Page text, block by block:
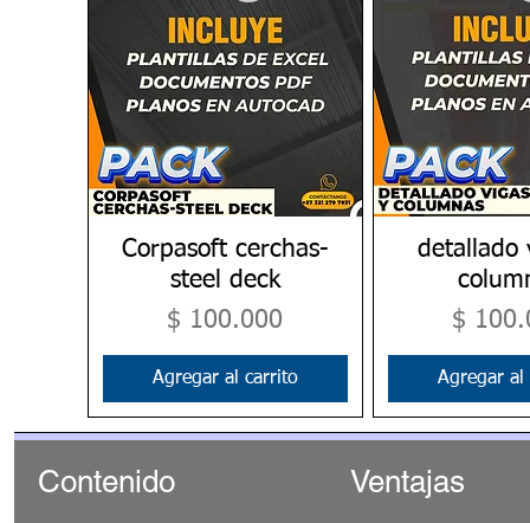
Vista rápida
Corpasoft cerchas-
steel deck
Precio
$ 100.000
Agregar al carrito
Vista
detallado
Precio
$
Agregar al
Contenido Ventajas